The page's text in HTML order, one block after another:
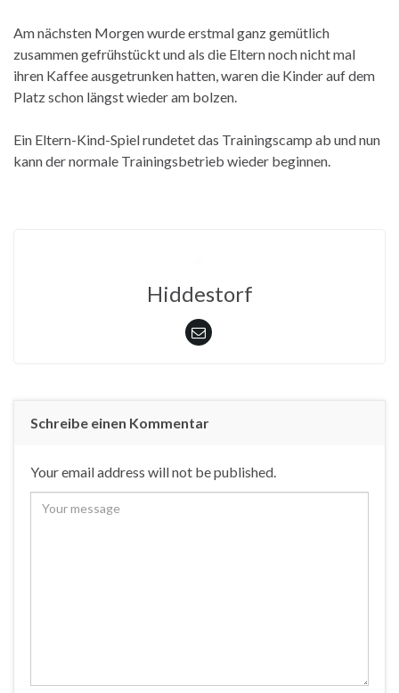
Am nächsten Morgen wurde erstmal ganz gemütlich
zusammen gefrühstückt und als die Eltern noch nicht mal
ihren Kaffee ausgetrunken hatten, waren die Kinder auf dem
Platz schon längst wieder am bolzen.
Ein Eltern-Kind-Spiel rundetet das Trainingscamp ab und nun
kann der normale Trainingsbetrieb wieder beginnen.
Hiddestorf
Schreibe einen Kommentar
Your email address will not be published.